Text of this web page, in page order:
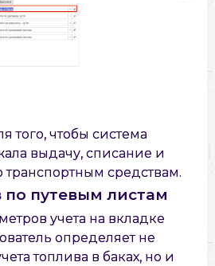
того, чтобы система
выдачу, списание и
транспортным средствам.
путевым листам
учета на вкладке
определяет не
топлива в баках, но и